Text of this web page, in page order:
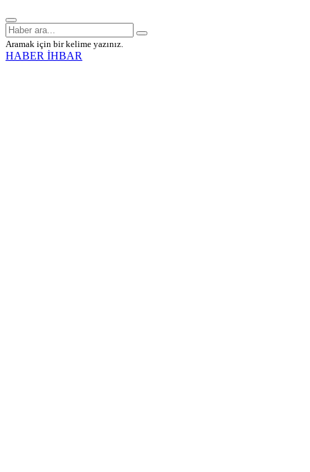
Aramak için bir kelime yazınız.
HABER İHBAR